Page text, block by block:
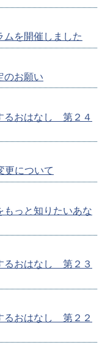
ムを開催しました
のお願い
るおはなし 第２４
更について
もっと知りたいあな
るおはなし 第２３
るおはなし 第２２